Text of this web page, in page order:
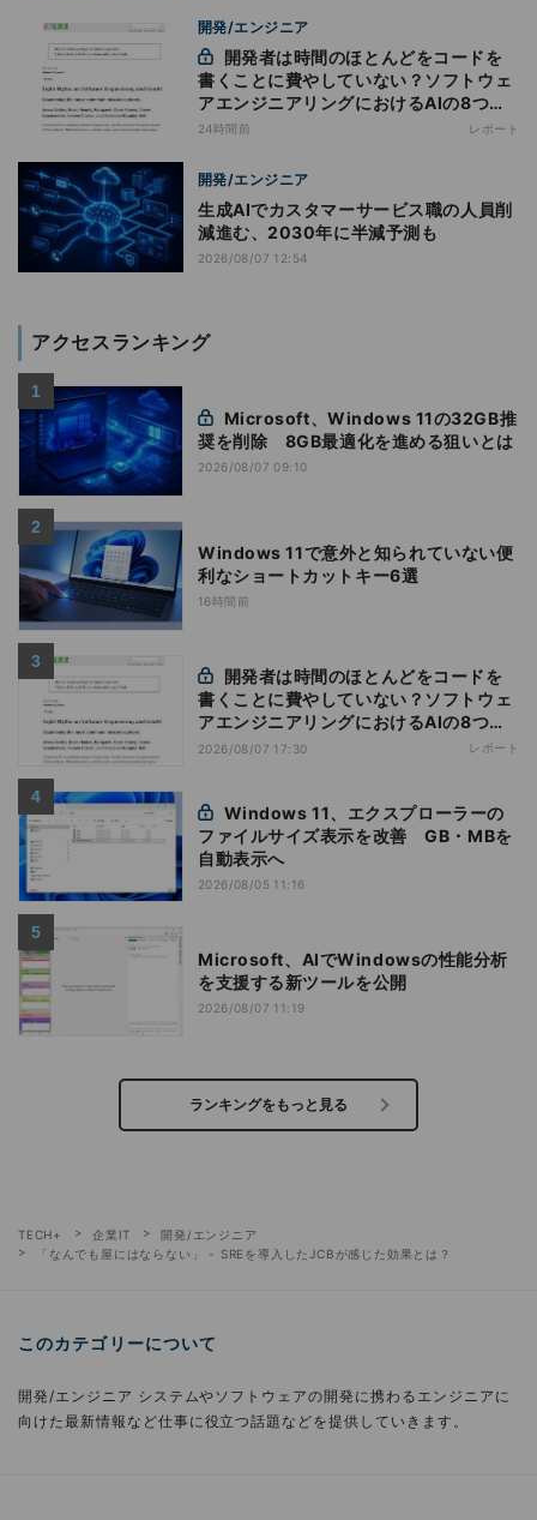
開発/エンジニア
書くことに費やしていない？ソフトウェ
アエンジニアリングにおけるAIの8つの
神話への賛否
24時間前 レポート
開発/エンジニア
生成AIでカスタマーサービス職の人員削
減進む、2030年に半減予測も
2026/08/07 12:54
アクセスランキング
奨を削除 8GB最適化を進める狙いとは
2026/08/07 09:10
Windows 11で意外と知られていない便
利なショートカットキー6選
16時間前
書くことに費やしていない？ソフトウェ
アエンジニアリングにおけるAIの8つの
神話への賛否
2026/08/07 17:30 レポート
ファイルサイズ表示を改善 GB・MBを
自動表示へ
2026/08/05 11:16
Microsoft、AIでWindowsの性能分析
を支援する新ツールを公開
2026/08/07 11:19
ランキングをもっと見る
TECH+ 企業IT
開発/エンジニア
「なんでも屋にはならない」 - SREを導入したJCBが感じた効果とは？
このカテゴリーについて
開発/エンジニア システムやソフトウェアの開発に携わるエンジニアに
向けた最新情報など仕事に役立つ話題などを提供していきます。